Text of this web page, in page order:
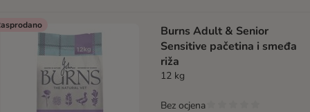
Burns Adult & Senior
Sensitive pačetina i smeđa
riža
12 kg
Bez ocjena